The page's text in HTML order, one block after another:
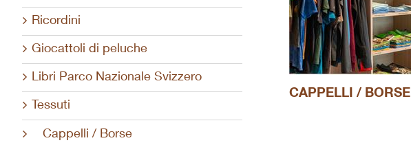
Ricordini
Giocattoli di peluche
Libri Parco Nazionale Svizzero
Tessuti
Cappelli / Borse
CAPPELLI / BORSE